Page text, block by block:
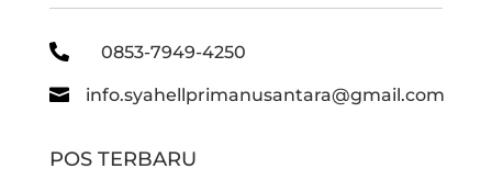
 0853-7949-4250
 info.syahellprimanusantara@gmail.com
POS TERBARU